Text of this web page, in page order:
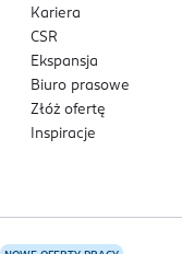
Kariera
CSR
Ekspansja
Biuro prasowe
Złóż ofertę
Inspiracje